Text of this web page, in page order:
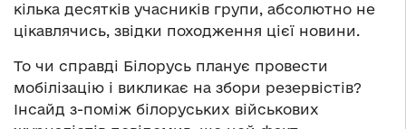
кілька десятків учасників групи, абсолютно не
цікавлячись, звідки походження цієї новини.
То чи справді Білорусь планує провести
мобілізацію і викликає на збори резервістів?
Інсайд з-поміж білоруських військових